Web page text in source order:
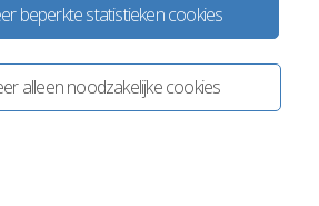
Privacy- en cookieverklaring
alleen noodzakelijke cookies
beperkte statistieken cookies